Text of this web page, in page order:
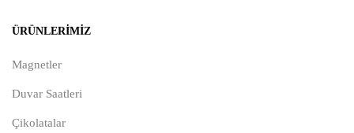
ÜRÜNLERIMIZ
Magnetler
Duvar Saatleri
Çikolatalar